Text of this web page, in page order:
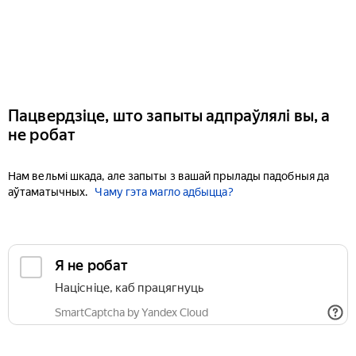
Пацвердзіце, што запыты адпраўлялі вы, а
не робат
Нам вельмі шкада, але запыты з вашай прылады падобныя да
аўтаматычных.
Чаму гэта магло адбыцца?
Я не робат
Націсніце, каб працягнуць
SmartCaptcha by Yandex Cloud